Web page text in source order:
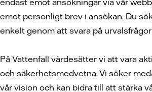
endast emot ansökningar via vår
emot personligt brev i ansökan. Du
enkelt genom att svara på
På Vattenfall värdesätter vi att vara
och säkerhetsmedvetna. Vi söker
vår vision och kan bidra till att stärka